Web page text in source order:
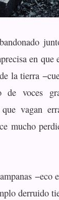
en que
la tierra
de voces
vagan
mucho
−eco
derruido